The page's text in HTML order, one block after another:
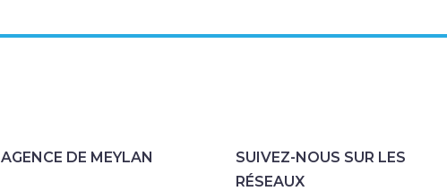
AGENCE DE MEYLAN
SUIVEZ-NOUS SUR LES
RÉSEAUX